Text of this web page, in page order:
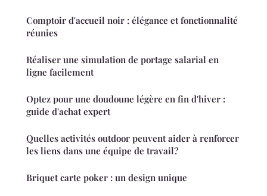
Comptoir d'accueil noir : élégance et fonctionnalité
réunies
Réaliser une simulation de portage salarial en
ligne facilement
Optez pour une doudoune légère en fin d'hiver :
guide d'achat expert
Quelles activités outdoor peuvent aider à renforcer
les liens dans une équipe de travail?
Briquet carte poker : un design unique